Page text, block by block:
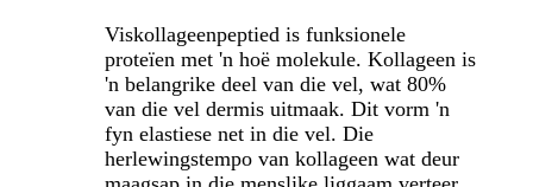
Viskollageenpeptied is funksionele
proteïen met 'n hoë molekule. Kollageen is
'n belangrike deel van die vel, wat 80%
van die vel dermis uitmaak. Dit vorm 'n
fyn elastiese net in die vel. Die
herlewingstempo van kollageen wat deur